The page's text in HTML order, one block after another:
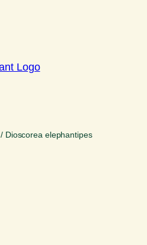
/ Dioscorea elephantipes